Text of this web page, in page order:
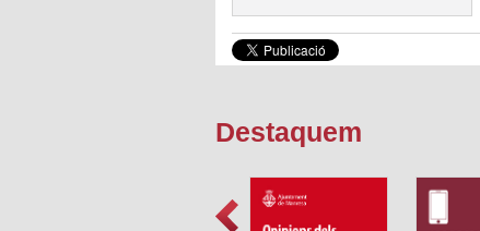
Destaquem